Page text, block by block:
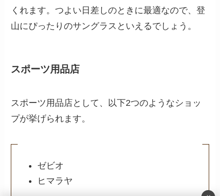
くれます。つよい日差しのときに最適なので、登
山にぴったりのサングラスといえるでしょう。
スポーツ用品店
スポーツ用品店として、以下2つのようなショッ
プが挙げられます。
ゼビオ
ヒマラヤ